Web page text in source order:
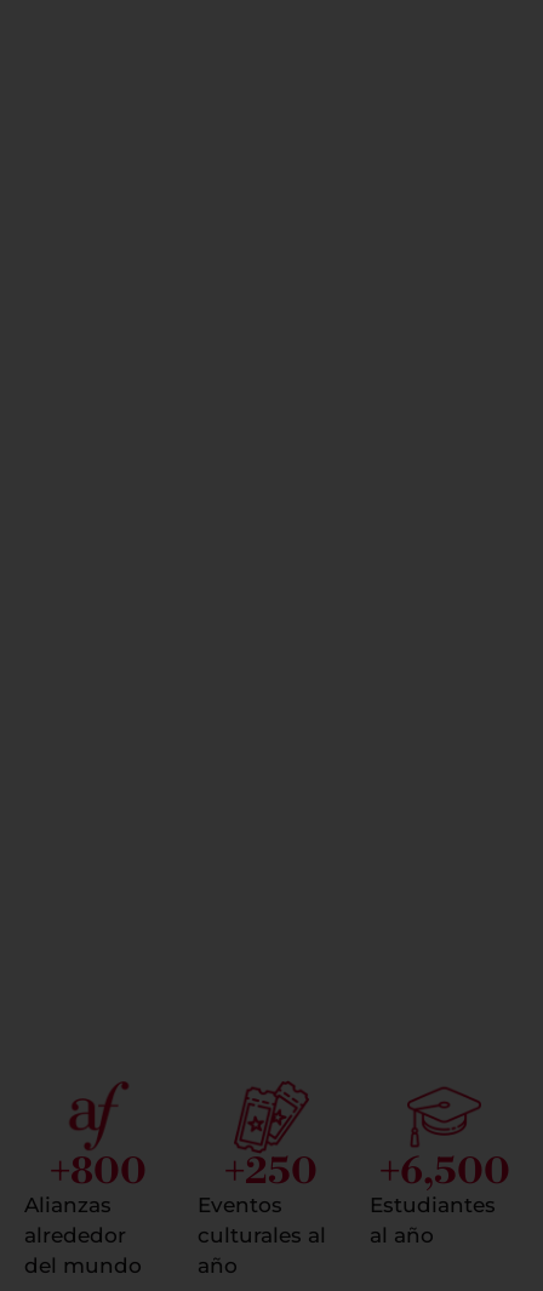
Alianzas
alrededor
del mundo
+800
Eventos
culturales al
año
+250
Estudiantes
al año
+6,500